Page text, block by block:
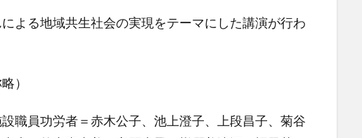
よる地域共生社会の実現をテーマにした講演が行わ
）
職員功労者＝赤木公子、池上澄子、上段昌子、菊谷